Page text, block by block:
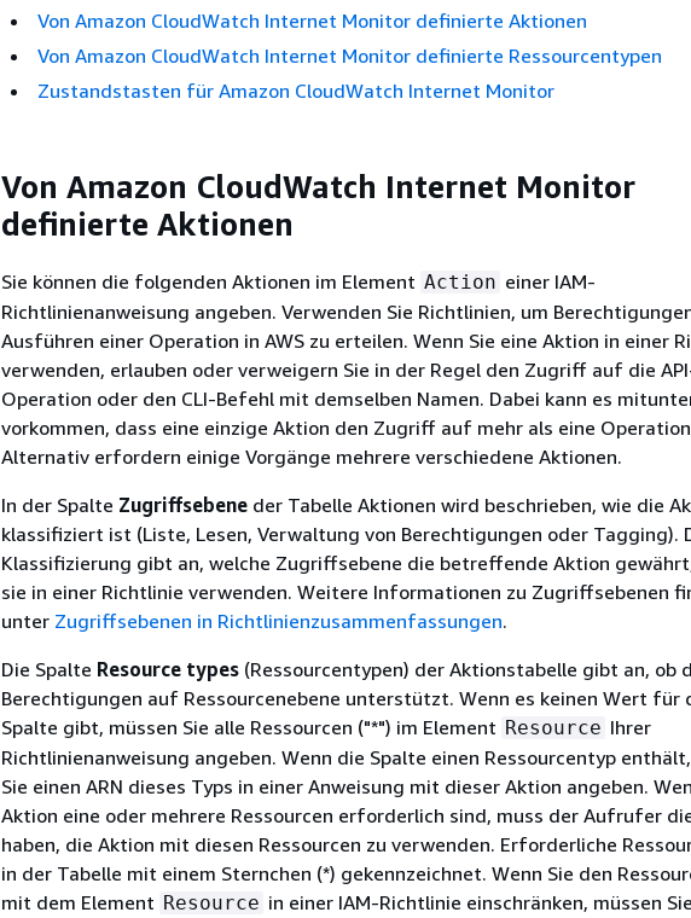
Von Amazon CloudWatch Internet Monitor definierte Aktionen
Von Amazon CloudWatch Internet Monitor definierte Ressourcentypen
Zustandstasten für Amazon CloudWatch Internet Monitor
Von Amazon CloudWatch Internet Monitor
definierte Aktionen
Sie können die folgenden Aktionen im Element Action einer IAM-
Richtlinienanweisung angeben. Verwenden Sie Richtlinien, um
Ausführen einer Operation in AWS zu erteilen. Wenn Sie eine Aktion in einer
verwenden, erlauben oder verweigern Sie in der Regel den Zugriff auf die
Operation oder den CLI-Befehl mit demselben Namen. Dabei kann es
vorkommen, dass eine einzige Aktion den Zugriff auf mehr als eine
Alternativ erfordern einige Vorgänge mehrere verschiedene Aktionen.
In der Spalte Zugriffsebene der Tabelle Aktionen wird beschrieben, wie die
klassifiziert ist (Liste, Lesen, Verwaltung von Berechtigungen oder Tagging).
Klassifizierung gibt an, welche Zugriffsebene die betreffende Aktion
sie in einer Richtlinie verwenden. Weitere Informationen zu Zugriffsebenen
unter Zugriffsebenen in Richtlinienzusammenfassungen.
Die Spalte Resource types (Ressourcentypen) der Aktionstabelle gibt an, ob
Berechtigungen auf Ressourcenebene unterstützt. Wenn es keinen Wert für
Spalte gibt, müssen Sie alle Ressourcen ("*") im Element Resource Ihrer
Richtlinienanweisung angeben. Wenn die Spalte einen Ressourcentyp
Sie einen ARN dieses Typs in einer Anweisung mit dieser Aktion angeben.
Aktion eine oder mehrere Ressourcen erforderlich sind, muss der Aufrufer
haben, die Aktion mit diesen Ressourcen zu verwenden. Erforderliche
in der Tabelle mit einem Sternchen (*) gekennzeichnet. Wenn Sie den
mit dem Element Resource in einer IAM-Richtlinie einschränken, müssen